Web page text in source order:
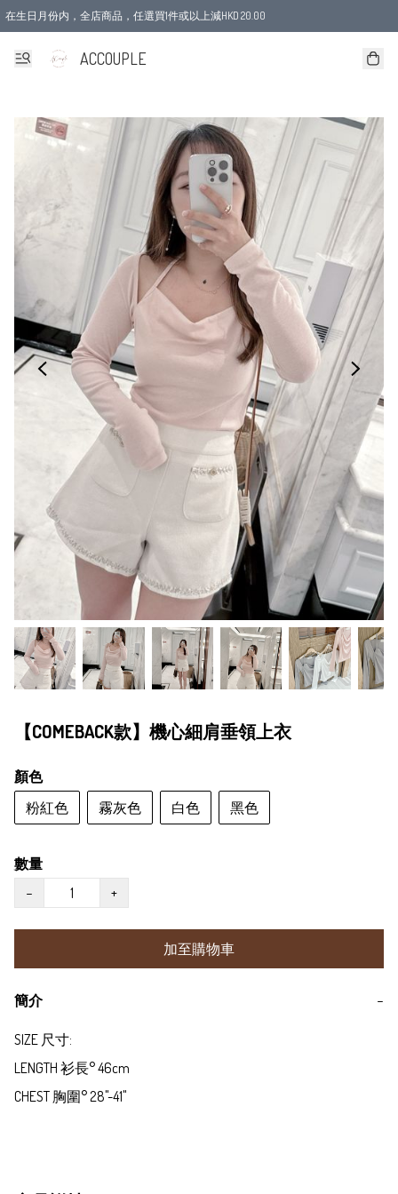
在生日月份内，全店商品，任選買1件或以上減HKD 20.00
ACCOUPLE
【COMEBACK款】機心細肩垂領上衣
顏色
粉紅色
霧灰色 白色 黑色
數量
−
+
加至購物車
簡介 −
SIZE 尺寸:
LENGTH 衫長° 46cm
CHEST 胸圍° 28"-41"